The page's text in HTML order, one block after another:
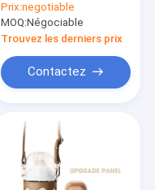
en PU ensemble
d'isolation de nuit
extérieure Convient
pour 90% de
bouteilles de bébé
Prix:negotiable
MOQ:Négociable
Trouvez les derniers prix
Contactez